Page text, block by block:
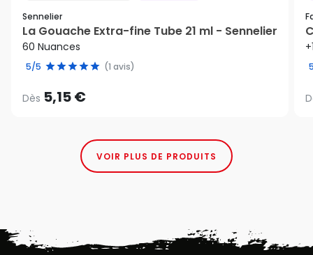
Sennelier
La Gouache Extra-fine Tube 21 ml - Sennelier
60 Nuances
5/5 (1 avis)
Dès 5,15 €
VOIR PLUS DE PRODUITS